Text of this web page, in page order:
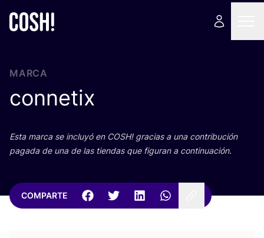
MARCA
connetix
Esta mar­ca se inclu­yó en COSH! gra­cias a una con­tri­bu­ción
paga­da de una de las tien­das que figu­ran a continuación.
COMPARTE